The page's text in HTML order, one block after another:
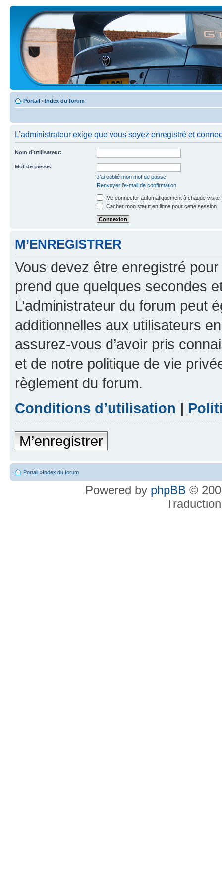
Portail »Index du forum
L’administrateur exige que vous soyez enregistré et
Nom d’utilisateur:
Mot de passe:
J’ai oublié mon mot de passe
Renvoyer l’e-mail de confirmation
Me connecter automatiquement à chaque visite
Cacher mon statut en ligne pour cette session
M’ENREGISTRER
Vous devez être enregistré
prend que quelques secondes
L’administrateur du forum peut
additionnelles aux utilisateurs
assurez-vous d’avoir pris
et de notre politique de vie
règlement du forum.
Conditions d’utilisation |
M’enregistrer
Portail »Index du forum
Powered by phpBB ©